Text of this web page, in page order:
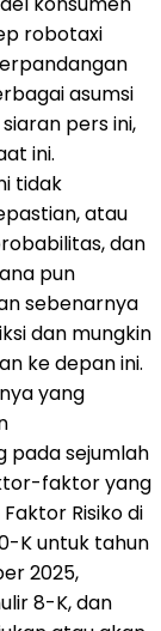
robotaxi
asumsi
pers ini,
ini.
tidak
atau
dan
pun
sebenarnya
dan mungkin
ke depan ini.
yang
pada sejumlah
faktor yang
Risiko di
K untuk tahun
2025,
8-K, dan